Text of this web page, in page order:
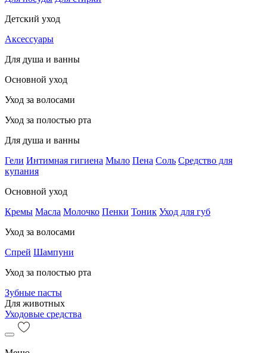
Детский уход
Аксессуары
Для душа и ванны
Основной уход
Уход за волосами
Уход за полостью рта
Для душа и ванны
Гели Интимная гигиена Мыло Пена Соль Средство для
купания
Основной уход
Кремы Масла Молочко Пенки Тоник Уход для губ
Уход за волосами
Спрей Шампуни
Уход за полостью рта
Зубные пасты
Для животных
Уходовые средства